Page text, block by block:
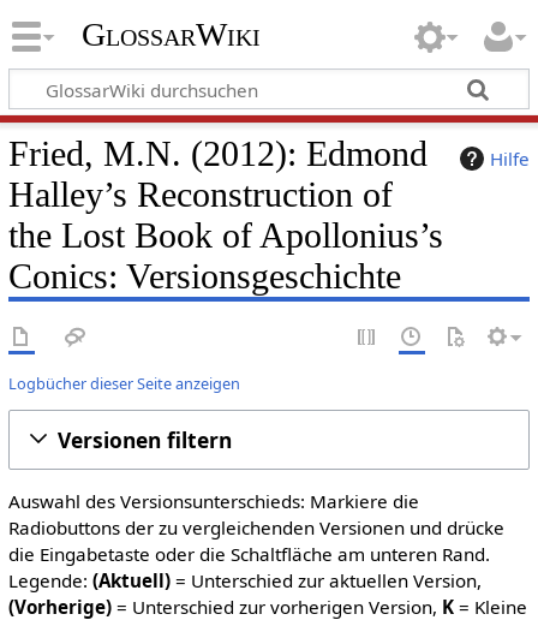
GlossarWiki
Hilfe
Fried, M.N. (2012): Edmond
Halley’s Reconstruction of
the Lost Book of Apollonius’s
Conics: Versionsgeschichte
Logbücher dieser Seite anzeigen
Versionen filtern
Auswahl des Versionsunterschieds: Markiere die
Radiobuttons der zu vergleichenden Versionen und drücke
die Eingabetaste oder die Schaltfläche am unteren Rand.
Legende: (Aktuell)= Unterschied zur aktuellen Version,
(Vorherige)= Unterschied zur vorherigen Version, K= Kleine